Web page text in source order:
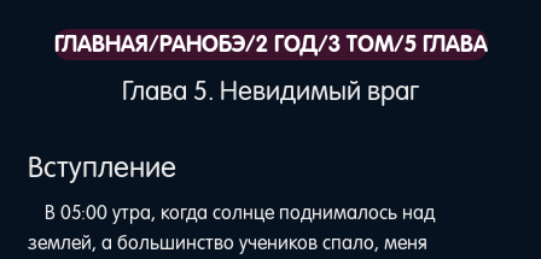
ГЛАВНАЯ/РАНОБЭ/2 ГОД/3 ТОМ/5 ГЛАВА
Глава 5. Невидимый враг
Вступление
В 05:00 утра, когда солнце поднималось над
землей, а большинство учеников спало, меня